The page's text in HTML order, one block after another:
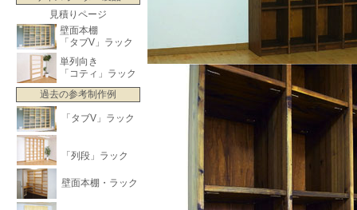
見積りページ
壁面本棚
「タブV」ラック
単列向き
「コティ」ラック
過去の参考制作例
「タブV」ラック
「列段」ラック
壁面本棚・ラック